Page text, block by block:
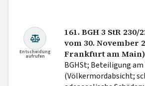
Entscheidung
aufrufen
161. BGH 3 StR 230/
vom 30. November
Frankfurt am Main)
BGHSt; Beteiligung
(Völkermordabsicht;